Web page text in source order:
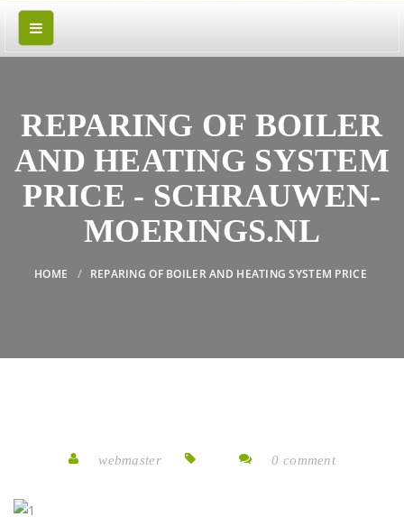
REPARING OF BOILER
AND HEATING SYSTEM
PRICE - SCHRAUWEN-
MOERINGS.NL
HOME REPARING OF BOILER AND HEATING SYSTEM PRICE
webmaster 0 comment